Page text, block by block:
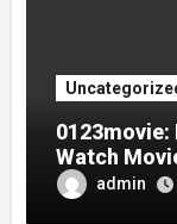
0123movie:
Watch
admin